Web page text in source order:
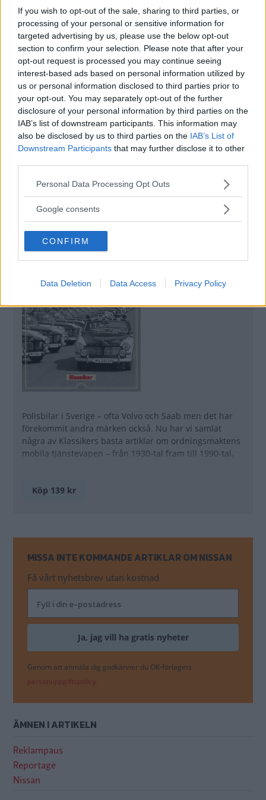
If you wish to opt-out of the sale, sharing to third parties, or
processing of your personal or sensitive information for
targeted advertising by us, please use the below opt-out
section to confirm your selection. Please note that after your
opt-out request is processed you may continue seeing
interest-based ads based on personal information utilized by
us or personal information disclosed to third parties prior to
your opt-out. You may separately opt-out of the further
disclosure of your personal information by third parties on the
IAB’s list of downstream participants. This information may
also be disclosed by us to third parties on the IAB’s List of
Downstream Participants that may further disclose it to other
Please note that this website/app uses one or more Google
not limited to your visit or usage behaviour. You may click to
use your data for below specified purposes in below Google
consent section.
Personal Data Processing Opt Outs
Google consents
CONFIRM
Data Deletion Data Access Privacy Policy
valde 1985 en Nissan Stanza, det var en liten ökning
jämfört med året före då 871 exemplar registrerades.
Och några år senare köpte polisen in åtminstone en
Nissan Terrano som användes av sjöpolisen i Stockholms
län.
Så kanske fungerade reklamen?
Mer om polisbilar i vår
samlarutgåva!
Polisbilar i Sverige – ofta Volvo och Saab men det har
förekommit andra märken också. Nu har vi samlat
några av Klassikers bästa artiklar om ordningsmaktens
mobila tjänstevapen – från 1930-tal fram till 1990-tal.
Köp 139 kr
MISSA INTE KOMMANDE ARTIKLAR OM NISSAN
Få vårt nyhetsbrev utan kostnad
Genom att anmäla dig godkänner du OK-förlagets
personuppgiftspolicy.
ÄMNEN I ARTIKELN
Reklampaus
Reportage
Nissan